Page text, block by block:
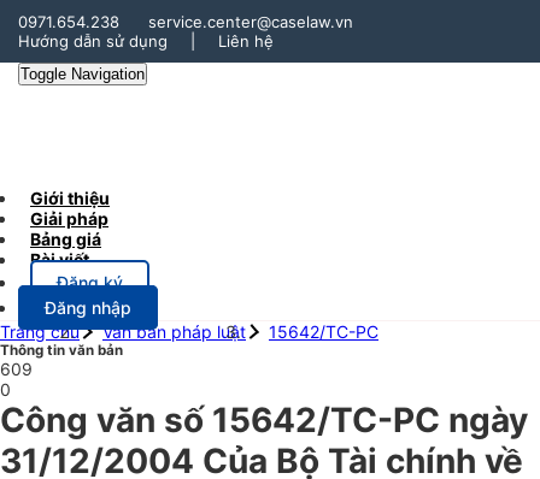
0971.654.238
service.center@caselaw.vn
Hướng dẫn sử dụng
Liên hệ
Toggle Navigation
Giới thiệu
Giải pháp
Bảng giá
Bài viết
Đăng ký
Đăng nhập
Trang chủ
Văn bản pháp luật 15642/TC-PC
Thông tin văn bản
609
0
Công văn số 15642/TC-PC ngày
31/12/2004 Của Bộ Tài chính về